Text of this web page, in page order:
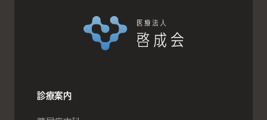
診療案内